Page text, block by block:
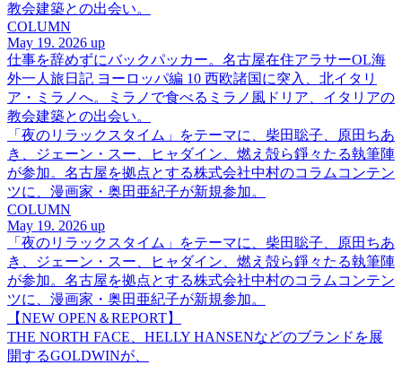
教会建築との出会い。
COLUMN
May 19. 2026 up
仕事を辞めずにバックパッカー。名古屋在住アラサーOL海
外一人旅日記 ヨーロッパ編 10 西欧諸国に突入、北イタリ
ア・ミラノへ。ミラノで食べるミラノ風ドリア、イタリアの
教会建築との出会い。
「夜のリラックスタイム」をテーマに、柴田聡子、原田ちあ
き、ジェーン・スー、ヒャダイン、燃え殻ら錚々たる執筆陣
が参加。名古屋を拠点とする株式会社中村のコラムコンテン
ツに、漫画家・奥田亜紀子が新規参加。
COLUMN
May 19. 2026 up
「夜のリラックスタイム」をテーマに、柴田聡子、原田ちあ
き、ジェーン・スー、ヒャダイン、燃え殻ら錚々たる執筆陣
が参加。名古屋を拠点とする株式会社中村のコラムコンテン
ツに、漫画家・奥田亜紀子が新規参加。
【NEW OPEN＆REPORT】
THE NORTH FACE、HELLY HANSENなどのブランドを展
開するGOLDWINが、